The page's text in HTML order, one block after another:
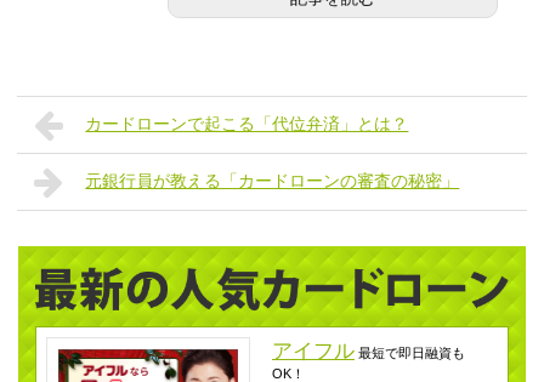
カードローンで起こる「代位弁済」とは？
元銀行員が教える「カードローンの審査の秘密」
アイフル 最短で即日融資も
OK！